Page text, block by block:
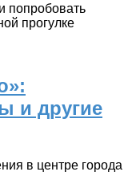
попробовать
прогулке
и другие
в центре города